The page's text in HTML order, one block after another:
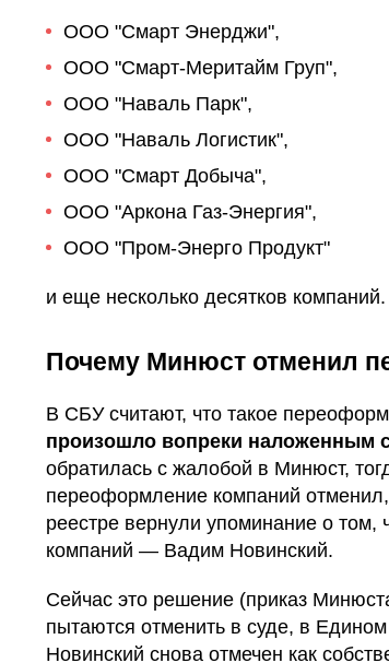
ООО "Смарт Энерджи",
ООО "Смарт-Меритайм Груп",
ООО "Наваль Парк",
ООО "Наваль Логистик",
ООО "Смарт Добыча",
ООО "Аркона Газ-Энергия",
ООО "Пром-Энерго Продукт"
и еще несколько десятков компаний.
Почему Минюст отменил
В СБУ считают, что такое
произошло вопреки наложенным
обратилась с жалобой в Минюст,
переоформление компаний
реестре вернули упоминание о
компаний — Вадим Новинский.
Сейчас это решение (приказ
пытаются отменить в суде, в
Новинский снова отмечен как